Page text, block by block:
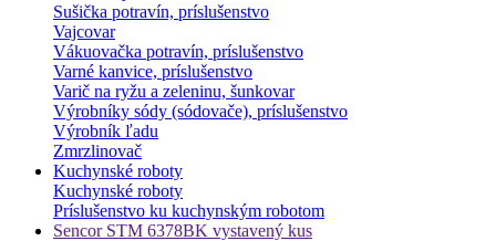
Sušička potravín, príslušenstvo
Vajcovar
Vákuovačka potravín, príslušenstvo
Varné kanvice, príslušenstvo
Varič na ryžu a zeleninu, šunkovar
Výrobníky sódy (sódovače), príslušenstvo
Výrobník ľadu
Zmrzlinovač
Kuchynské roboty
Kuchynské roboty
Príslušenstvo ku kuchynským robotom
Sencor STM 6378BK vystavený kus